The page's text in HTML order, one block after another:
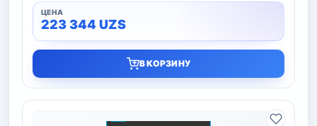
223 344 UZS
В КОРЗИНУ